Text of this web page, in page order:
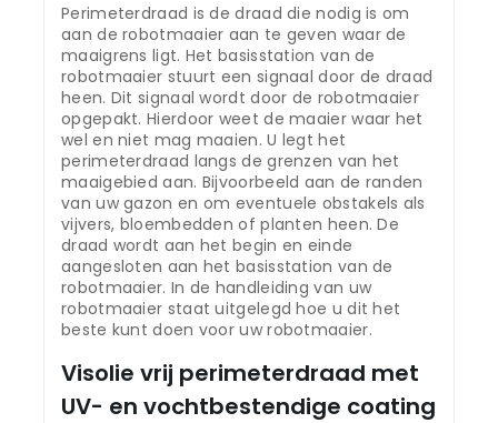
Perimeterdraad is de draad die nodig is om
aan de robotmaaier aan te geven waar de
maaigrens ligt. Het basisstation van de
robotmaaier stuurt een signaal door de draad
heen. Dit signaal wordt door de robotmaaier
opgepakt. Hierdoor weet de maaier waar het
wel en niet mag maaien. U legt het
perimeterdraad langs de grenzen van het
maaigebied aan. Bijvoorbeeld aan de randen
van uw gazon en om eventuele obstakels als
vijvers, bloembedden of planten heen. De
draad wordt aan het begin en einde
aangesloten aan het basisstation van de
robotmaaier. In de handleiding van uw
robotmaaier staat uitgelegd hoe u dit het
beste kunt doen voor uw robotmaaier.
Visolie vrij perimeterdraad met
UV- en vochtbestendige coating